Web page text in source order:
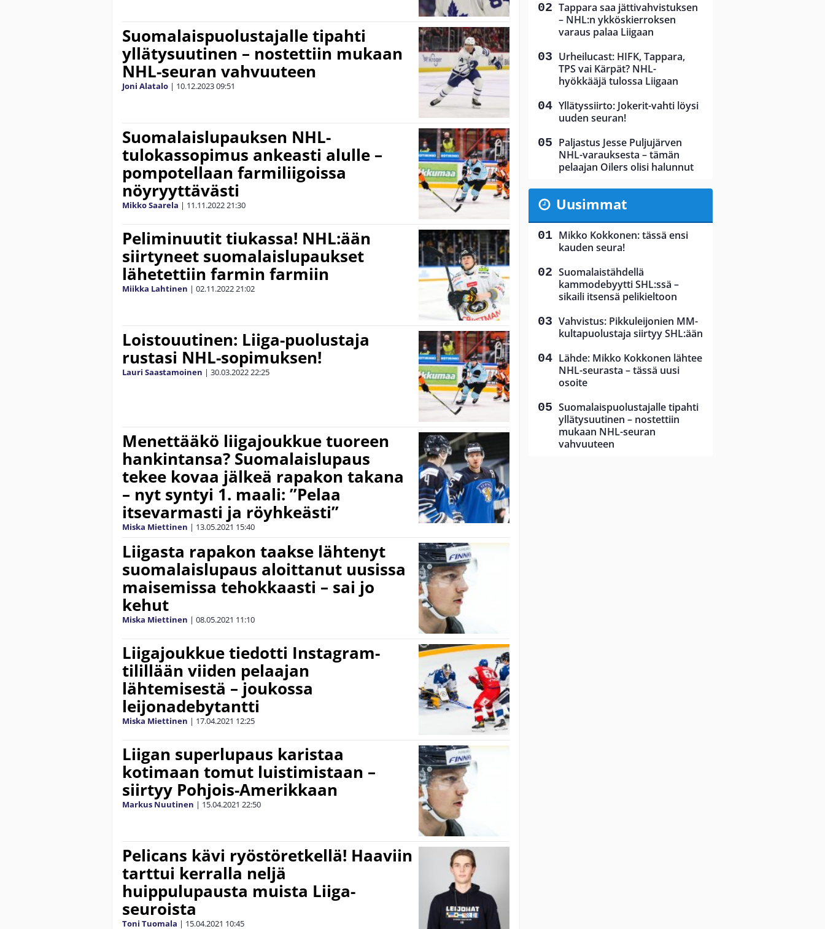
Suomalaispuolustajalle tipahti
yllätysuutinen – nostettiin mukaan
NHL-seuran vahvuuteen
Joni Alatalo | 10.12.202309:51
Suomalaislupauksen NHL-
tulokassopimus ankeasti alulle –
pompotellaan farmiliigoissa
nöyryyttävästi
Mikko Saarela | 11.11.202221:30
Peliminuutit tiukassa! NHL:ään
siirtyneet suomalaislupaukset
lähetettiin farmin farmiin
Miikka Lahtinen | 02.11.202221:02
Loistouutinen: Liiga-puolustaja
rustasi NHL-sopimuksen!
Lauri Saastamoinen | 30.03.202222:25
Menettääkö liigajoukkue tuoreen
hankintansa? Suomalaislupaus
tekee kovaa jälkeä rapakon takana
– nyt syntyi 1. maali: ”Pelaa
itsevarmasti ja röyhkeästi”
Miska Miettinen | 13.05.2021 15:40
Liigasta rapakon taakse lähtenyt
suomalaislupaus aloittanut uusissa
maisemissa tehokkaasti – sai jo
kehut
Miska Miettinen | 08.05.2021 11:10
Liigajoukkue tiedotti Instagram-
tilillään viiden pelaajan
lähtemisestä – joukossa
leijonadebytantti
Miska Miettinen | 17.04.2021 12:25
Liigan superlupaus karistaa
kotimaan tomut luistimistaan –
siirtyy Pohjois-Amerikkaan
Markus Nuutinen | 15.04.2021 22:50
Pelicans kävi ryöstöretkellä! Haaviin
tarttui kerralla neljä
huippulupausta muista Liiga-
seuroista
Toni Tuomala | 15.04.2021 10:45
Tappara saa jättivahvistuksen
– NHL:n ykköskierroksen
varaus palaa Liigaan
Urheilucast: HIFK, Tappara,
TPS vai Kärpät? NHL-
hyökkääjä tulossa Liigaan
Yllätyssiirto: Jokerit-vahti löysi
uuden seuran!
Paljastus Jesse Puljujärven
NHL-varauksesta – tämän
pelaajan Oilers olisi halunnut
Uusimmat
Mikko Kokkonen: tässä ensi
kauden seura!
Suomalaistähdellä
kammodebyytti SHL:ssä –
sikaili itsensä pelikieltoon
Vahvistus: Pikkuleijonien MM-
kultapuolustaja siirtyy SHL:ään
Lähde: Mikko Kokkonen lähtee
NHL-seurasta – tässä uusi
osoite
Suomalaispuolustajalle tipahti
yllätysuutinen – nostettiin
mukaan NHL-seuran
vahvuuteen